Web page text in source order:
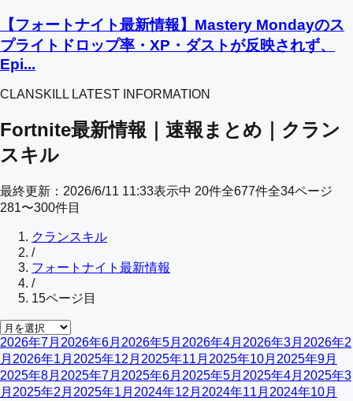
【フォートナイト最新情報】Mastery Mondayのス
プライトドロップ率・XP・ダストが反映されず、
Epi...
CLANSKILL LATEST INFORMATION
Fortnite最新情報｜速報まとめ｜クラン
スキル
最終更新： 2026/6/11 11:33表示中 20件全677件全34ページ
281〜300件目
クランスキル
/
フォートナイト最新情報
/
15ページ目
2026年7月 2026年6月 2026年5月 2026年4月 2026年3月 2026年2
月 2026年1月 2025年12月 2025年11月 2025年10月 2025年9月
2025年8月 2025年7月 2025年6月 2025年5月 2025年4月 2025年3
月 2025年2月 2025年1月 2024年12月 2024年11月 2024年10月